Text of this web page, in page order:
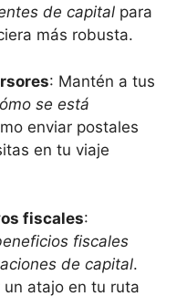
de capital para
más robusta.
: Mantén a tus
se está
enviar postales
en tu viaje
fiscales:
fiscales
de capital.
atajo en tu ruta